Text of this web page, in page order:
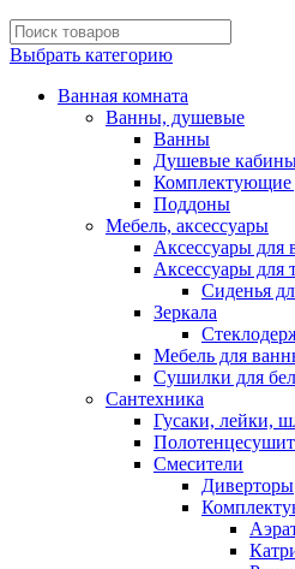
Выбрать категорию
Ванная комната
Ванны, душевые
Ванны
Душевые
Комплектующие
Поддоны
Мебель, аксессуары
Аксессуары для
Аксессуары для
Сиденья
Зеркала
Мебель для
Сушилки для
Сантехника
Гусаки, лейки,
Смесители
Диверторы